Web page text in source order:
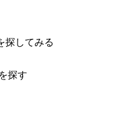
探してみる
探す